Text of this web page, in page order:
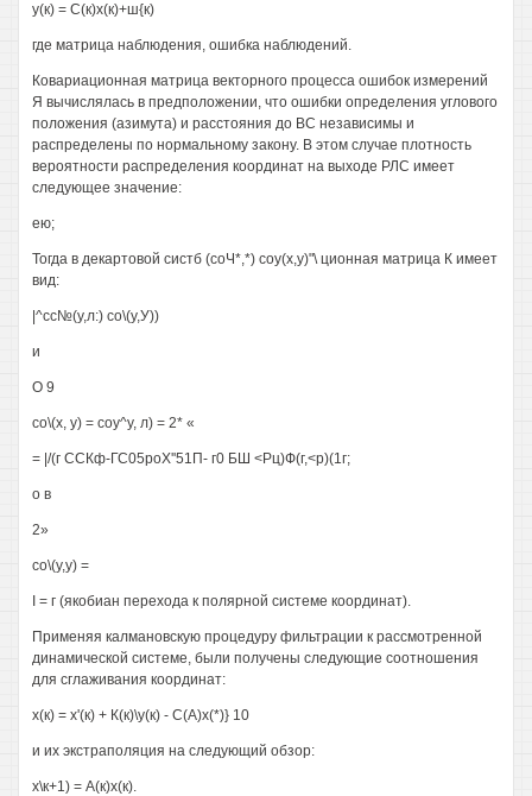
у(к) = С(к)х(к)+ш{к)
где матрица наблюдения, ошибка наблюдений.
Ковариационная матрица векторного процесса ошибок измерений
Я вычислялась в предположении, что ошибки определения углового
положения (азимута) и расстояния до ВС независимы и
распределены по нормальному закону. В этом случае плотность
вероятности распределения координат на выходе РЛС имеет
следующее значение:
ею;
Тогда в декартовой систб (соЧ*,*) соу(х,у)"\ ционная матрица К имеет
вид:
|^сс№(у,л:) со\(у,У))
и
О 9
со\(х, у) = соу^у, л) = 2* «
= |/(г ССКф-ГС05роХ''51П- г0 БШ <Рц)Ф(г,<р)(1г;
о в
2»
со\(у,у) =
I = г (якобиан перехода к полярной системе координат).
Применяя калмановскую процедуру фильтрации к рассмотренной
динамической системе, были получены следующие соотношения
для сглаживания координат:
х(к) = х'(к) + К(к)\у(к) - С(А)х(*)} 10
и их экстраполяция на следующий обзор:
х\к+1) = А(к)х(к).